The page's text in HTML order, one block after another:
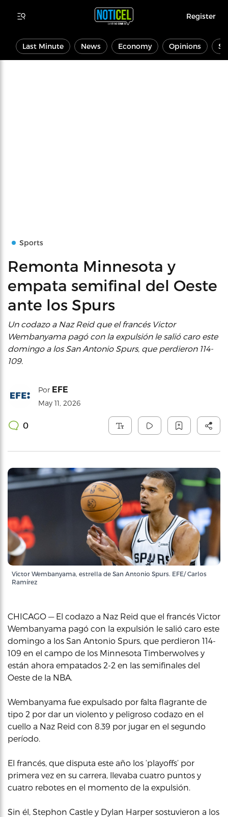
Register
Last Minute News Economy Opinions
Sports
Remonta Minnesota y
empata semifinal del Oeste
ante los Spurs
Un codazo a Naz Reid que el francés Victor
Wembanyama pagó con la expulsión le salió caro este
domingo a los San Antonio Spurs, que perdieron 114-
109.
Por EFE
May 11, 2026
0
Victor Wembanyama, estrella de San Antonio Spurs. EFE/ Carlos
Ramírez
CHICAGO — El codazo a Naz Reid que el francés Victor
Wembanyama pagó con la expulsión le salió caro este
domingo a los San Antonio Spurs, que perdieron 114-
109 en el campo de los Minnesota Timberwolves y
están ahora empatados 2-2 en las semifinales del
Oeste de la NBA.
Wembanyama fue expulsado por falta flagrante de
tipo 2 por dar un violento y peligroso codazo en el
cuello a Naz Reid con 8.39 por jugar en el segundo
período.
El francés, que disputa este año los ‘playoffs’ por
primera vez en su carrera, llevaba cuatro puntos y
cuatro rebotes en el momento de la expulsión.
Sin él, Stephon Castle y Dylan Harper sostuvieron a los